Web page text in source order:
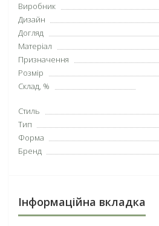
Виробник
Дизайн
Догляд
Матеріал
Призначення
Розмір
Склад, %
Стиль
Тип
Форма
Бренд
Інформаційна вкладка